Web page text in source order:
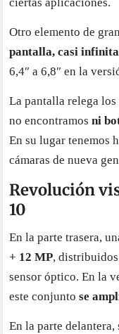
ciertas aplicaciones.
Otro elemento de
pantalla, casi
6,4″ a 6,8″ en la
La pantalla relega
no encontramosni
En su lugar tenemos
cámaras de nueva
Revolución
10
En la parte trasera,
+ 12 MP,
sensor óptico. En la
este conjuntose
En la parte